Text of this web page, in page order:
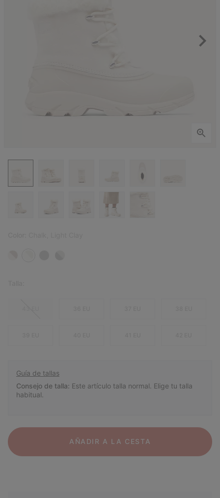
Guía de tallas
Consejo de talla: Este artículo talla normal. Elige tu talla
habitual.
AÑADIR A LA CESTA